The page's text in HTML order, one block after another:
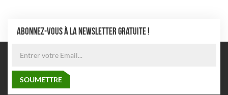
ABONNEZ-VOUS À LA NEWSLETTER GRATUITE !